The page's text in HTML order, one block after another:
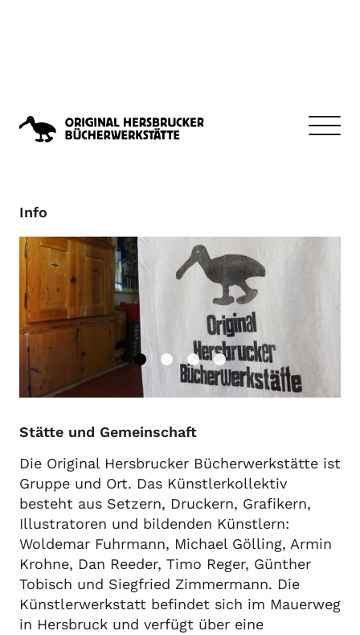
Ausstellungen
Freunde
Künstler
Fuhrmann
Gölling
Krohne
Tobisch
Reger
Kollektivwerke
Werke
Einblattdrucke
Bücher
Kalender
Mappen
Serien
Info
Stätte und Gemeinschaft
Die Original Hersbrucker Bücherwerkstätte ist
Gruppe und Ort. Das Künstlerkollektiv
besteht aus Setzern, Druckern, Grafikern,
Illustratoren und bildenden Künstlern:
Woldemar Fuhrmann, Michael Gölling, Armin
Krohne, Dan Reeder, Timo Reger, Günther
Tobisch und Siegfried Zimmermann. Die
Künstlerwerkstatt befindet sich im Mauerweg
in Hersbruck und verfügt über eine